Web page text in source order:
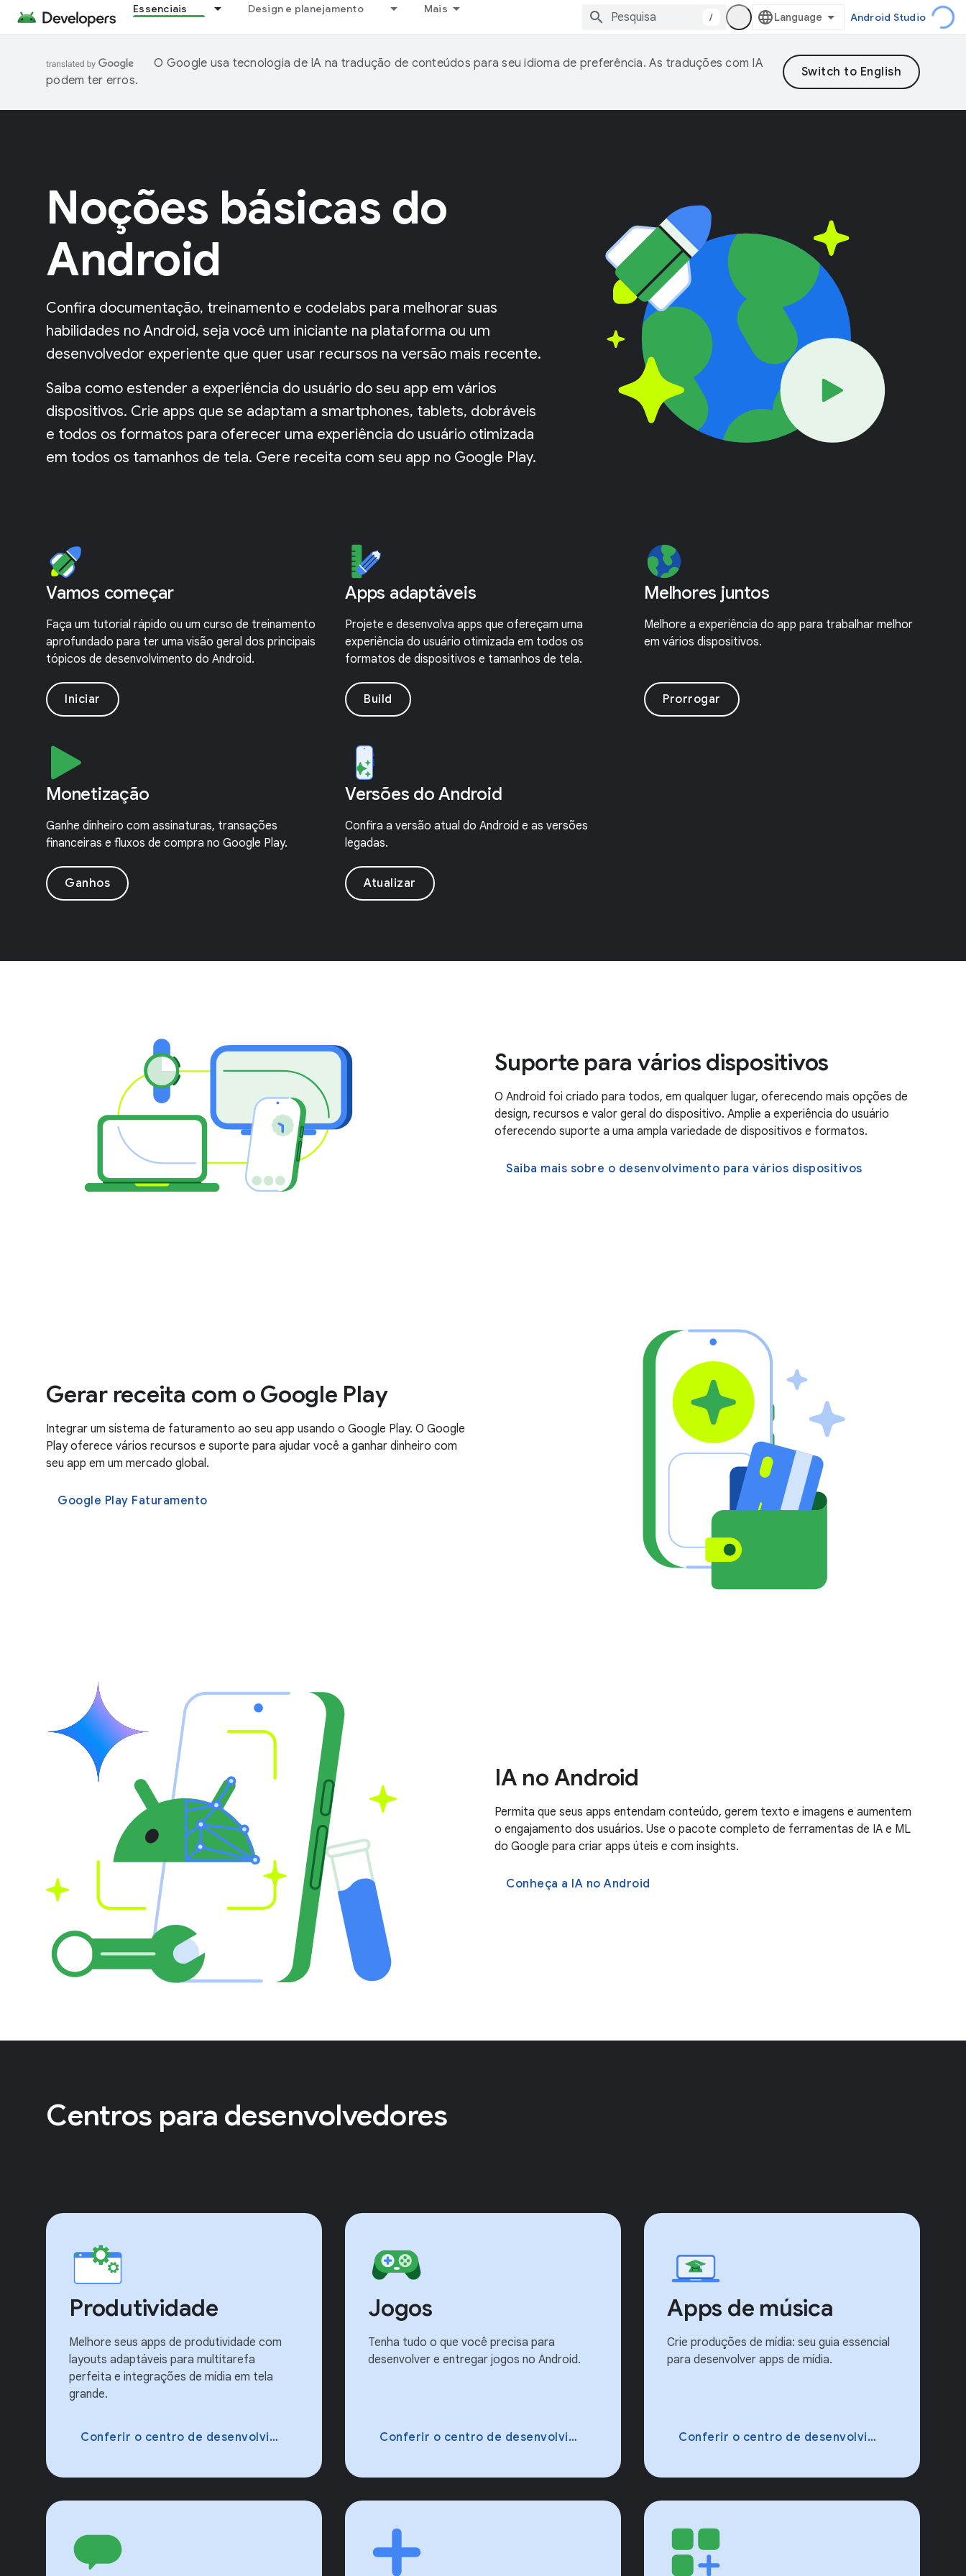
Essenciais Design e planejamento Mais
/ Android Studio
O Google usa tecnologia de IA na tradução de conteúdos para seu idioma de preferência. As traduções com IA
podem ter erros.
Noções básicas do
Android
Confira documentação, treinamento e codelabs para melhorar suas
habilidades no Android, seja você um iniciante na plataforma ou um
desenvolvedor experiente que quer usar recursos na versão mais recente.
Saiba como estender a experiência do usuário do seu app em vários
dispositivos. Crie apps que se adaptam a smartphones, tablets, dobráveis
e todos os formatos para oferecer uma experiência do usuário otimizada
em todos os tamanhos de tela. Gere receita com seu app no Google Play.
Vamos começar
Faça um tutorial rápido ou um curso de treinamento
aprofundado para ter uma visão geral dos principais
tópicos de desenvolvimento do Android.
Iniciar
Apps adaptáveis
Projete e desenvolva apps que ofereçam uma
experiência do usuário otimizada em todos os
formatos de dispositivos e tamanhos de tela.
Build
Melhores juntos
Melhore a experiência do app para trabalhar melhor
em vários dispositivos.
Prorrogar
Monetização
Ganhe dinheiro com assinaturas, transações
financeiras e fluxos de compra no Google Play.
Ganhos
Versões do Android
Confira a versão atual do Android e as versões
legadas.
Atualizar
Suporte para vários dispositivos
O Android foi criado para todos, em qualquer lugar, oferecendo mais opções de
design, recursos e valor geral do dispositivo. Amplie a experiência do usuário
oferecendo suporte a uma ampla variedade de dispositivos e formatos.
Saiba mais sobre o desenvolvimento para vários dispositivos
Gerar receita com o Google Play
Integrar um sistema de faturamento ao seu app usando o Google Play. O Google
Play oferece vários recursos e suporte para ajudar você a ganhar dinheiro com
seu app em um mercado global.
Google Play Faturamento
IA no Android
Permita que seus apps entendam conteúdo, gerem texto e imagens e aumentem
o engajamento dos usuários. Use o pacote completo de ferramentas de IA e ML
do Google para criar apps úteis e com insights.
Conheça a IA no Android
Centros para desenvolvedores
Produtividade
Melhore seus apps de produtividade com
layouts adaptáveis para multitarefa
perfeita e integrações de mídia em tela
grande.
Conferir o centro de desenvolvimento
Jogos
Tenha tudo o que você precisa para
desenvolver e entregar jogos no Android.
Conferir o centro de desenvolvimento
Apps de música
Crie produções de mídia: seu guia essencial
para desenvolver apps de mídia.
Conferir o centro de desenvolvimento